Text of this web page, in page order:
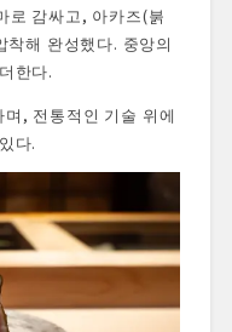
로 감싸고, 아카즈(붉
해 완성했다. 중앙의
한다.
, 전통적인 기술 위에
다.